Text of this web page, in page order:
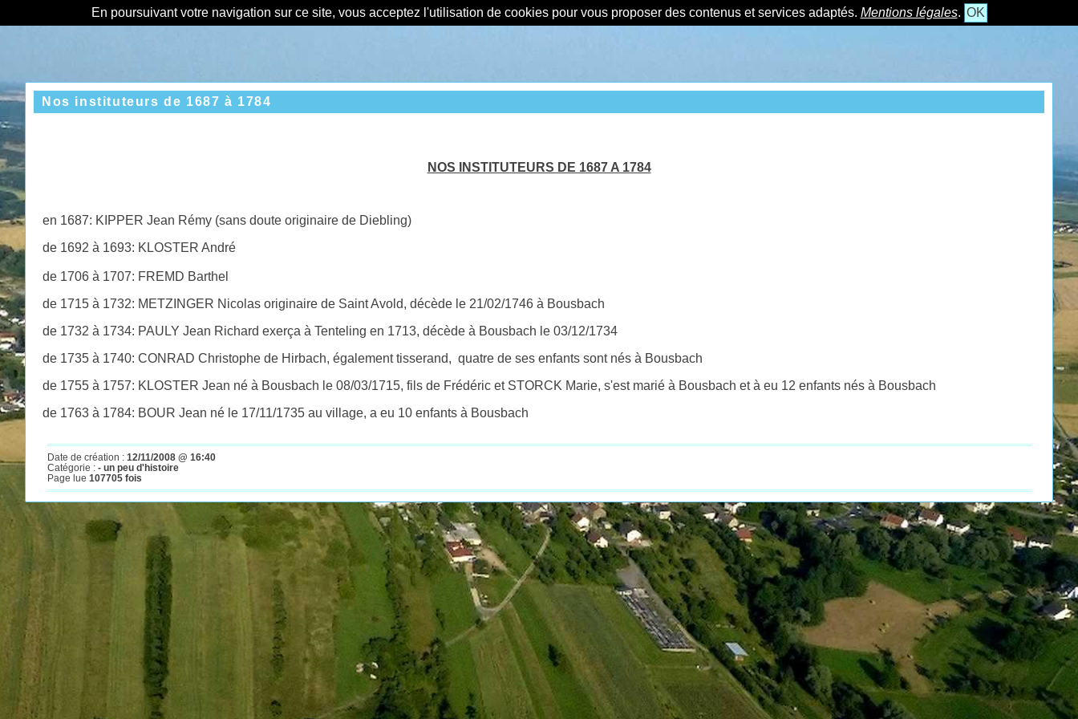
En poursuivant votre navigation sur ce site, vous acceptez l'utilisation de cookies pour vous proposer des contenus et services adaptés. Mentions légales. OK
Nos instituteurs de 1687 à 1784
NOS INSTITUTEURS DE 1687 A 1784
en 1687: KIPPER Jean Rémy (sans doute originaire de Diebling)
de 1692 à 1693: KLOSTER André
de 1706 à 1707: FREMD Barthel
de 1715 à 1732: METZINGER Nicolas originaire de Saint Avold, décède le 21/02/1746 à Bousbach
de 1732 à 1734: PAULY Jean Richard exerça à Tenteling en 1713, décède à Bousbach le 03/12/1734
de 1735 à 1740: CONRAD Christophe de Hirbach, également tisserand, quatre de ses enfants sont nés à Bousbach
de 1755 à 1757: KLOSTER Jean né à Bousbach le 08/03/1715, fils de Frédéric et STORCK Marie, s'est marié à Bousbach et à eu 12 enfants nés à Bousbach
de 1763 à 1784: BOUR Jean né le 17/11/1735 au village, a eu 10 enfants à Bousbach
Date de création : 12/11/2008 @ 16:40
Catégorie : - un peu d'histoire
Page lue 107705 fois